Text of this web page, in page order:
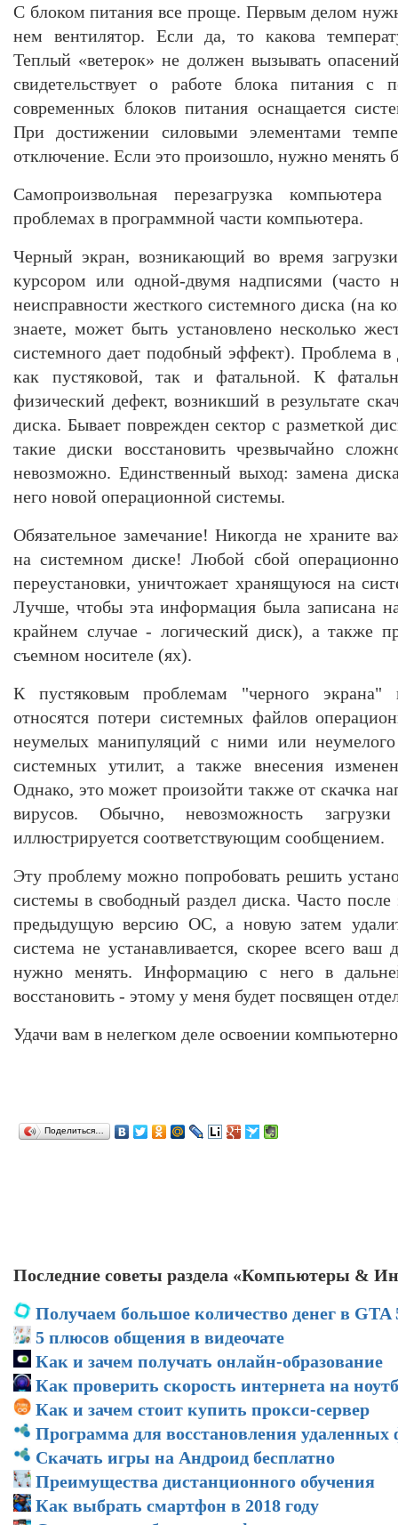
С блоком питания все проще. Первым делом
нем вентилятор. Если да, то какова
Теплый «ветерок» не должен вызывать
свидетельствует о работе блока питания с
современных блоков питания оснащается
При достижении силовыми элементами
отключение. Если это произошло, нужно менять
Самопроизвольная перезагрузка
проблемах в программной части компьютера.
Черный экран, возникающий во время
курсором или одной-двумя надписями (часто
неисправности жесткого системного диска (на
знаете, может быть установлено несколько
системного дает подобный эффект). Проблема
как пустяковой, так и фатальной. К
физический дефект, возникший в результате
диска. Бывает поврежден сектор с разметкой
такие диски восстановить чрезвычайно
невозможно. Единственный выход: замена
него новой операционной системы.
Обязательное замечание! Никогда не храните
на системном диске! Любой сбой
переустановки, уничтожает хранящуюся на
Лучше, чтобы эта информация была записана
крайнем случае - логический диск), а также
съемном носителе (ях).
К пустяковым проблемам "черного экрана"
относятся потери системных файлов
неумелых манипуляций с ними или неумелого
системных утилит, а также внесения
Однако, это может произойти также от скачка
вирусов. Обычно, невозможность
иллюстрируется соответствующим сообщением.
Эту проблему можно попробовать решить
системы в свободный раздел диска. Часто после
предыдущую версию ОС, а новую затем
система не устанавливается, скорее всего
нужно менять. Информацию с него в
восстановить - этому у меня будет посвящен
Удачи вам в нелегком деле освоении
Поделиться…
Последние советы раздела «Компьютеры &
Получаем большое количество денег в GTA
5 плюсов общения в видеочате
Как и зачем получать онлайн-образование
Как проверить скорость интернета на
Как и зачем стоит купить прокси-сервер
Программа для восстановления удаленных
Скачать игры на Андроид бесплатно
Преимущества дистанционного обучения
Как выбрать смартфон в 2018 году